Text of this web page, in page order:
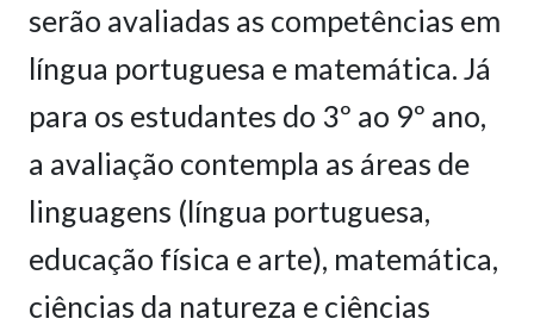
serão avaliadas as competências em
língua portuguesa e matemática. Já
para os estudantes do 3º ao 9º ano,
a avaliação contempla as áreas de
linguagens (língua portuguesa,
educação física e arte), matemática,
ciências da natureza e ciências